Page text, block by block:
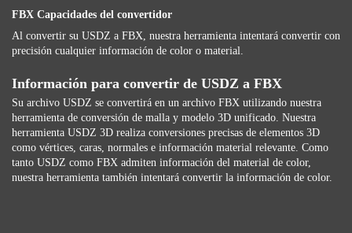
FBX Capacidades del convertidor
Al convertir su USDZ a FBX, nuestra herramienta intentará convertir con
precisión cualquier información de color o material.
Información para convertir de USDZ a FBX
Su archivo USDZ se convertirá en un archivo FBX utilizando nuestra
herramienta de conversión de malla y modelo 3D unificado. Nuestra
herramienta USDZ 3D realiza conversiones precisas de elementos 3D
como vértices, caras, normales e información material relevante. Como
tanto USDZ como FBX admiten información del material de color,
nuestra herramienta también intentará convertir la información de color.